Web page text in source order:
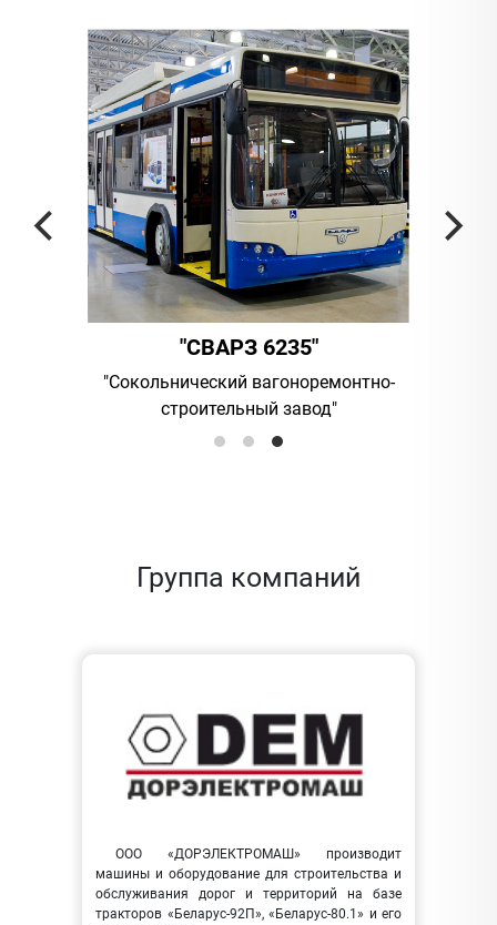
UAB "Vilniaus viesasis
вагоноремонтно-
строительный завод"
Группа компаний
ООО «ДОРЭЛЕКТРОМАШ» производит
машины и оборудование для строительства и
обслуживания дорог и территорий на базе
тракторов «Беларус-92П», «Беларус-80.1» и его